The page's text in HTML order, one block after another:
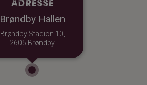
Adresse
Brøndby Hallen
Brøndby Stadion 10,
2605 Brøndby